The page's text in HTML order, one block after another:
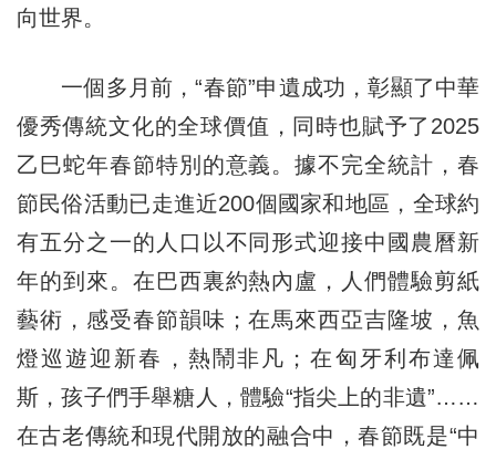
向世界。
一個多月前，“春節”申遺成功，彰顯了中華
優秀傳統文化的全球價值，同時也賦予了2025
乙巳蛇年春節特別的意義。據不完全統計，春
節民俗活動已走進近200個國家和地區，全球約
有五分之一的人口以不同形式迎接中國農曆新
年的到來。在巴西裏約熱內盧，人們體驗剪紙
藝術，感受春節韻味；在馬來西亞吉隆坡，魚
燈巡遊迎新春，熱鬧非凡；在匈牙利布達佩
斯，孩子們手舉糖人，體驗“指尖上的非遺”……
在古老傳統和現代開放的融合中，春節既是“中